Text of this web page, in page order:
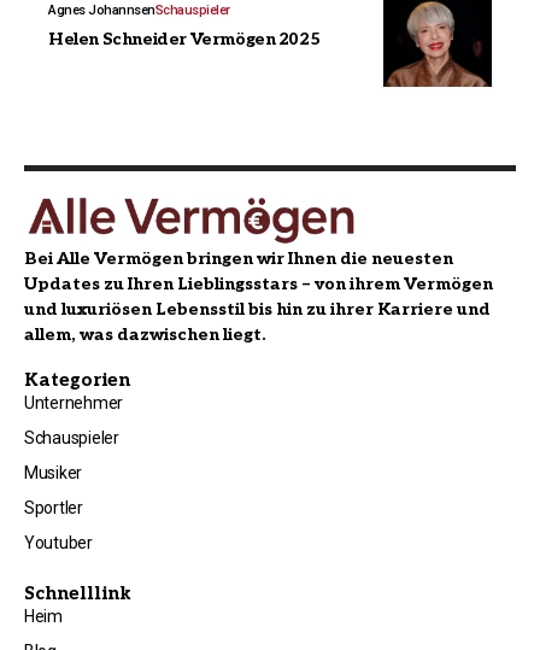
Agnes JohannsenSchauspieler
Helen Schneider Vermögen 2025
Bei Alle Vermögen bringen wir Ihnen die neuesten
Updates zu Ihren Lieblingsstars – von ihrem Vermögen
und luxuriösen Lebensstil bis hin zu ihrer Karriere und
allem, was dazwischen liegt.
Kategorien
Unternehmer
Schauspieler
Musiker
Sportler
Youtuber
Schnelllink
Heim